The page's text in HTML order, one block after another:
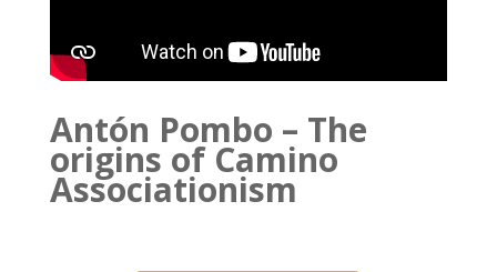
Antón Pombo – The
origins of Camino
Associationism